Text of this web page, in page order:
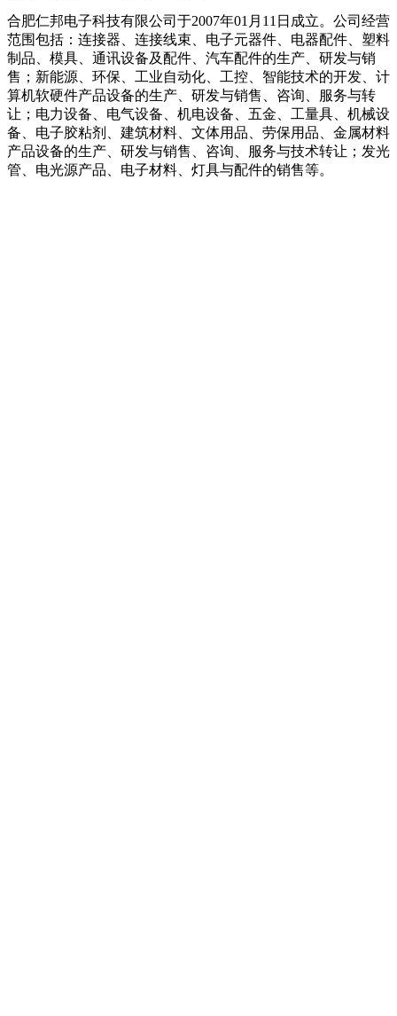
合肥仁邦电子科技有限公司于2007年01月11日成立。公司经营
范围包括：连接器、连接线束、电子元器件、电器配件、塑料
制品、模具、通讯设备及配件、汽车配件的生产、研发与销
售；新能源、环保、工业自动化、工控、智能技术的开发、计
算机软硬件产品设备的生产、研发与销售、咨询、服务与转
让；电力设备、电气设备、机电设备、五金、工量具、机械设
备、电子胶粘剂、建筑材料、文体用品、劳保用品、金属材料
产品设备的生产、研发与销售、咨询、服务与技术转让；发光
管、电光源产品、电子材料、灯具与配件的销售等。